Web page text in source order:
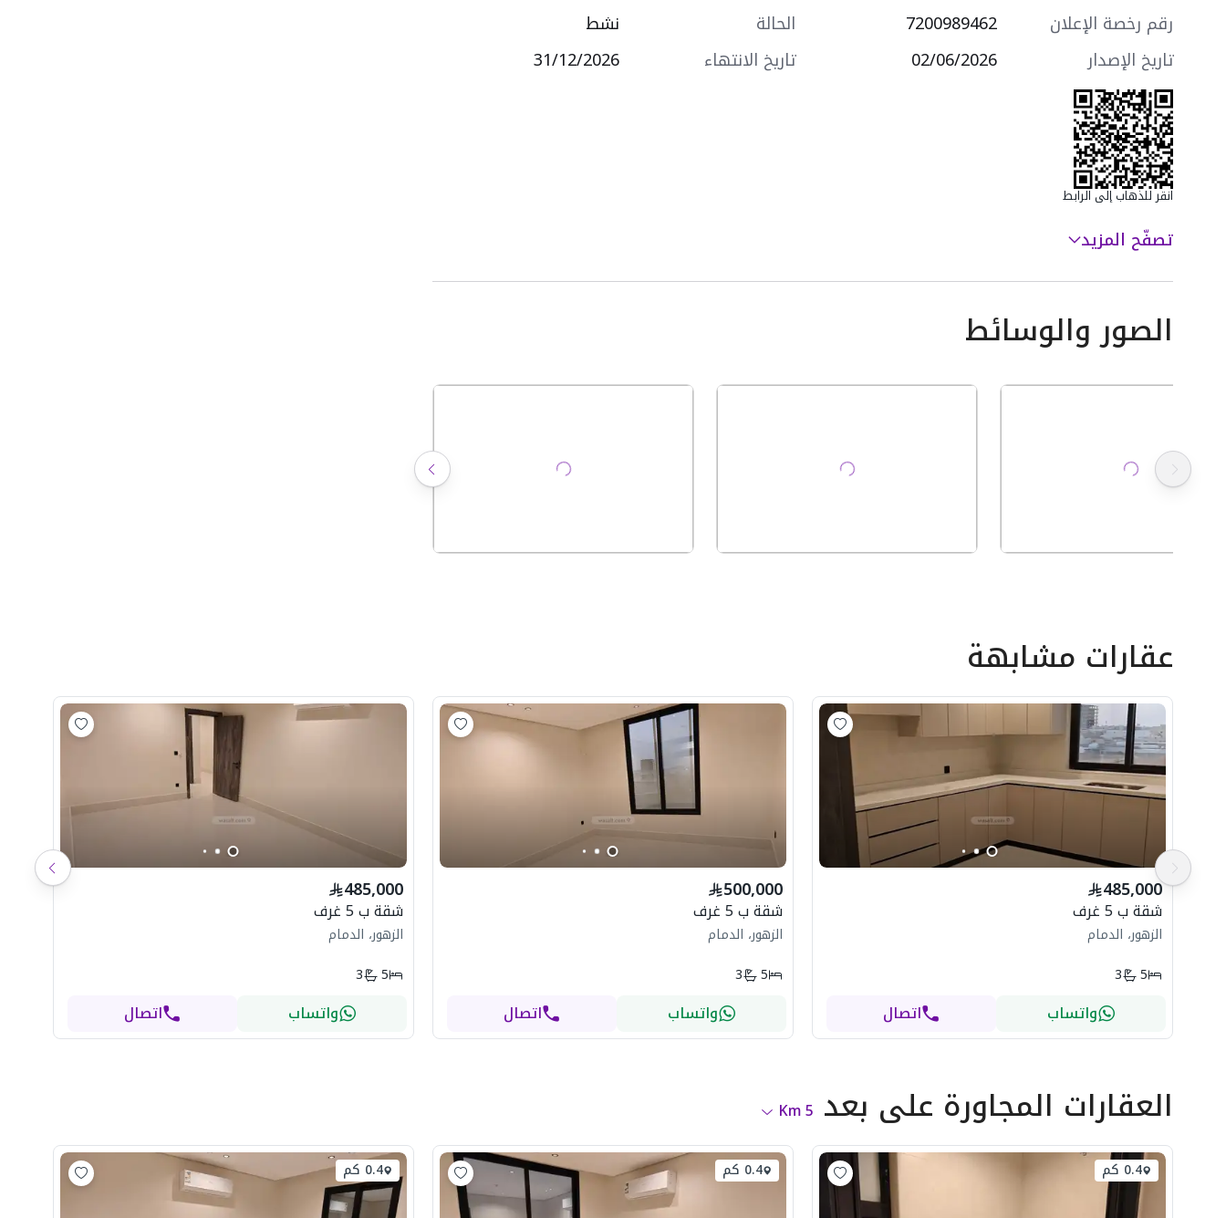
رقم رخصة الإعلان 7200989462 الحالة
نشط
تاريخ الإصدار
02/06/2026 تاريخ الانتهاء 31/12/2026
انقر للذهاب إلى الرابط
تصفّح المزيد
الصور والوسائط
عقارات مشابهة
485,000
شقة ب 5 غرف
الزهور، الدمام
5
3
واتساب اتصال
500,000
شقة ب 5 غرف
الزهور، الدمام
5
3
واتساب اتصال
485,000
شقة ب 5 غرف
الزهور، الدمام
5
3
واتساب اتصال
العقارات المجاورة على بعد 5
Km
0.4 كم 0.4 كم 0.4 كم